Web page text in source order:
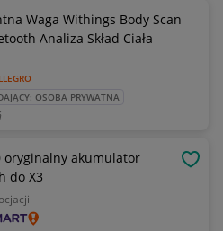
Waga Withings Body Scan
Analiza Skład Ciała
OSOBA PRYWATNA
oryginalny akumulator
do X3